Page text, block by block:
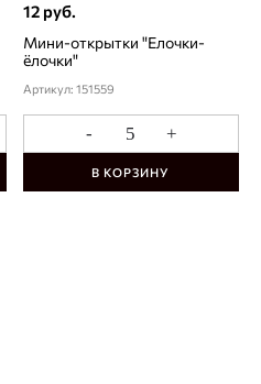
12 руб.
Мини-открытки "Елочки-
ёлочки"
Артикул: 151559
- +
В КОРЗИНУ